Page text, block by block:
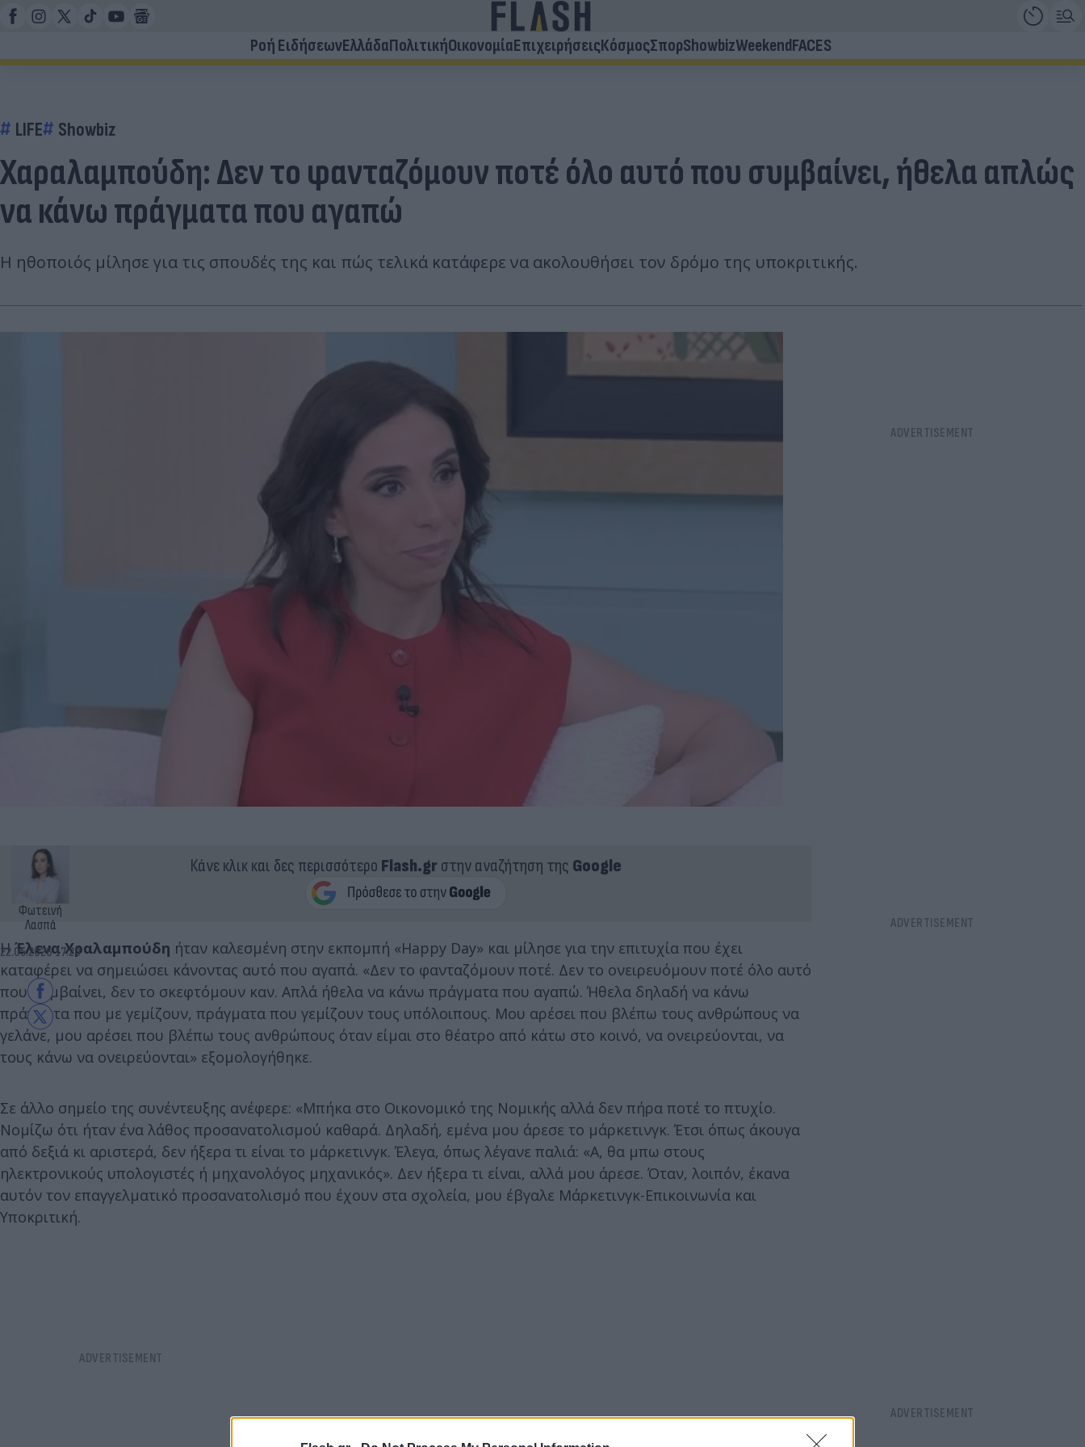
Ροή ΕιδήσεωνΕλλάδαΠολιτικήΟικονομίαΕπιχειρήσειςΚόσμοςΣπορShowbizWeekendFACES
LIFE Showbiz
Χαραλαμπούδη: Δεν το φανταζόμουν ποτέ όλο αυτό που συμβαίνει, ήθελα απλώς
να κάνω πράγματα που αγαπώ
Η ηθοποιός μίλησε για τις σπουδές της και πώς τελικά κατάφερε να ακολουθήσει τον δρόμο της υποκριτικής.
Φωτεινή
Λασπά
22.05.2026 17:20
Κάνε κλικ και δες περισσότερο Flash.grστην αναζήτηση της Google
Η Έλενα Χραλαμπούδη ήταν καλεσμένη στην εκπομπή «Happy Day» και μίλησε για την επιτυχία που έχει
καταφέρει να σημειώσει κάνοντας αυτό που αγαπά. «Δεν το φανταζόμουν ποτέ. Δεν το ονειρευόμουν ποτέ όλο αυτό
που συμβαίνει, δεν το σκεφτόμουν καν. Απλά ήθελα να κάνω πράγματα που αγαπώ. Ήθελα δηλαδή να κάνω
πράγματα που με γεμίζουν, πράγματα που γεμίζουν τους υπόλοιπους. Μου αρέσει που βλέπω τους ανθρώπους να
γελάνε, μου αρέσει που βλέπω τους ανθρώπους όταν είμαι στο θέατρο από κάτω στο κοινό, να ονειρεύονται, να
τους κάνω να ονειρεύονται» εξομολογήθηκε.
Σε άλλο σημείο της συνέντευξης ανέφερε: «Μπήκα στο Οικονομικό της Νομικής αλλά δεν πήρα ποτέ το πτυχίο.
Νομίζω ότι ήταν ένα λάθος προσανατολισμού καθαρά. Δηλαδή, εμένα μου άρεσε το μάρκετινγκ. Έτσι όπως άκουγα
από δεξιά κι αριστερά, δεν ήξερα τι είναι το μάρκετινγκ. Έλεγα, όπως λέγανε παλιά: «Α, θα μπω στους
ηλεκτρονικούς υπολογιστές ή μηχανολόγος μηχανικός». Δεν ήξερα τι είναι, αλλά μου άρεσε. Όταν, λοιπόν, έκανα
αυτόν τον επαγγελματικό προσανατολισμό που έχουν στα σχολεία, μου έβγαλε Μάρκετινγκ-Επικοινωνία και
Υποκριτική.